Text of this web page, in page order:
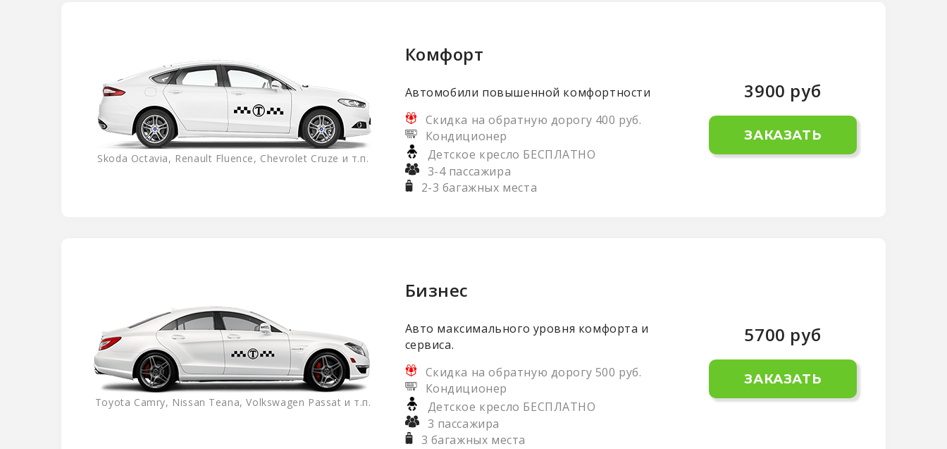
Skoda Octavia, Renault Fluence, Chevrolet Cruze и т.п.
Комфорт
Автомобили повышенной комфортности
Скидка на обратную дорогу 400 руб.
Кондиционер
Детское кресло БЕСПЛАТНО
3-4 пассажира
2-3 багажных места
3900 руб
ЗАКАЗАТЬ
Toyota Camry, Nissan Teana, Volkswagen Passat и т.п.
Бизнес
Авто максимального уровня комфорта и
сервиса.
Скидка на обратную дорогу 500 руб.
Кондиционер
Детское кресло БЕСПЛАТНО
3 пассажира
3 багажных места
5700 руб
ЗАКАЗАТЬ